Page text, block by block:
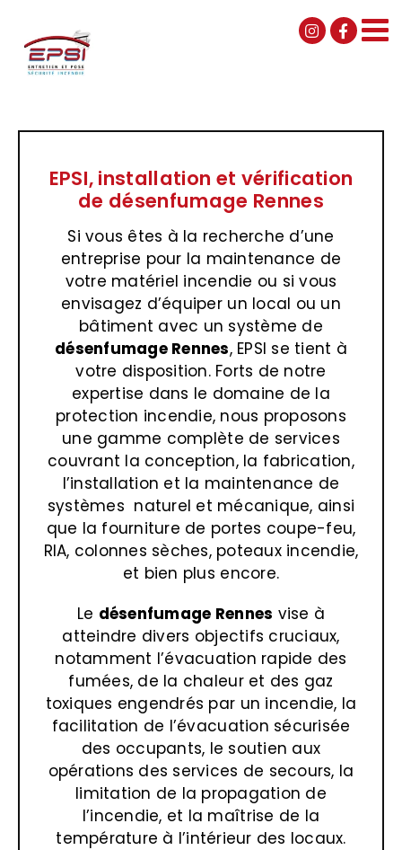
contenu
EPSI, installation et vérification
de désenfumage Rennes
Si vous êtes à la recherche d’une
entreprise pour la maintenance de
votre matériel incendie ou si vous
envisagez d’équiper un local ou un
bâtiment avec un système de
désenfumage Rennes, EPSI se tient à
votre disposition. Forts de notre
expertise dans le domaine de la
protection incendie, nous proposons
une gamme complète de services
couvrant la conception, la fabrication,
l’installation et la maintenance de
systèmes naturel et mécanique, ainsi
que la fourniture de portes coupe-feu,
RIA, colonnes sèches, poteaux incendie,
et bien plus encore.
Le désenfumage Rennes vise à
atteindre divers objectifs cruciaux,
notamment l’évacuation rapide des
fumées, de la chaleur et des gaz
toxiques engendrés par un incendie, la
facilitation de l’évacuation sécurisée
des occupants, le soutien aux
opérations des services de secours, la
limitation de la propagation de
l’incendie, et la maîtrise de la
température à l’intérieur des locaux.